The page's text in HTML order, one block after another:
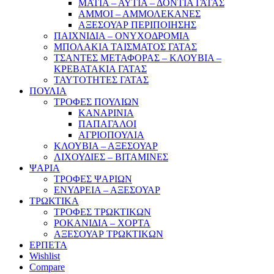
ΜΑΤΙΑ – ΑΥΤΙΑ – ΔΟΝΤΙΑ ΓΑΤΑΣ
ΑΜΜΟΙ – ΑΜΜΟΛΕΚΑΝΕΣ
ΑΞΕΣΟΥΑΡ ΠΕΡΙΠΟΙΗΣΗΣ
ΠΑΙΧΝΙΔΙΑ – ΟΝΥΧΟΔΡΟΜΙΑ
ΜΠΟΛΑΚΙΑ ΤΑΙΣΜΑΤΟΣ ΓΑΤΑΣ
ΤΣΑΝΤΕΣ ΜΕΤΑΦΟΡΑΣ – ΚΛΟΥΒΙΑ –
ΚΡΕΒΑΤΑΚΙΑ ΓΑΤΑΣ
ΤΑΥΤΟΤΗΤΕΣ ΓΑΤΑΣ
ΠΟΥΛΙΑ
ΤΡΟΦΕΣ ΠΟΥΛΙΩΝ
ΚΑΝΑΡΙΝΙΑ
ΠΑΠΑΓΑΛΟΙ
ΑΓΡΙΟΠΟΥΛΙΑ
ΚΛΟΥΒΙΑ – ΑΞΕΣΟΥΑΡ
ΛΙΧΟΥΔΙΕΣ – ΒΙΤΑΜΙΝΕΣ
ΨΑΡΙΑ
ΤΡΟΦΕΣ ΨΑΡΙΩΝ
ΕΝΥΔΡΕΙΑ – ΑΞΕΣΟΥΑΡ
ΤΡΩΚΤΙΚΑ
ΤΡΟΦΕΣ ΤΡΩΚΤΙΚΩΝ
ΡΟΚΑΝΙΔΙΑ – ΧΟΡΤΑ
ΑΞΕΣΟΥΑΡ ΤΡΩΚΤΙΚΩΝ
ΕΡΠΕΤΑ
Wishlist
Compare